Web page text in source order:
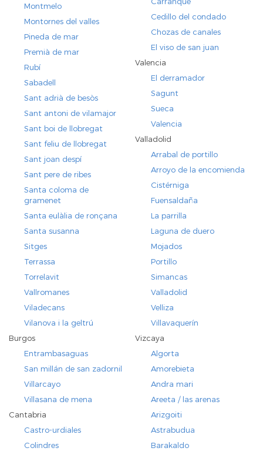
Montmelo
Montornes del valles
Pineda de mar
Premià de mar
Rubí
Sabadell
Sant adrià de besòs
Sant antoni de vilamajor
Sant boi de llobregat
Sant feliu de llobregat
Sant joan despí
Sant pere de ribes
Santa coloma de
gramenet
Santa eulàlia de ronçana
Santa susanna
Sitges
Terrassa
Torrelavit
Vallromanes
Viladecans
Vilanova i la geltrú
Burgos
Entrambasaguas
San millán de san zadornil
Villarcayo
Villasana de mena
Cantabria
Castro-urdiales
Colindres
Cedillo del condado
Chozas de canales
El viso de san juan
Valencia
El derramador
Sagunt
Sueca
Valencia
Valladolid
Arrabal de portillo
Arroyo de la encomienda
Cistérniga
Fuensaldaña
La parrilla
Laguna de duero
Mojados
Portillo
Simancas
Valladolid
Velliza
Villavaquerín
Vizcaya
Algorta
Amorebieta
Andra mari
Areeta / las arenas
Arizgoiti
Astrabudua
Barakaldo